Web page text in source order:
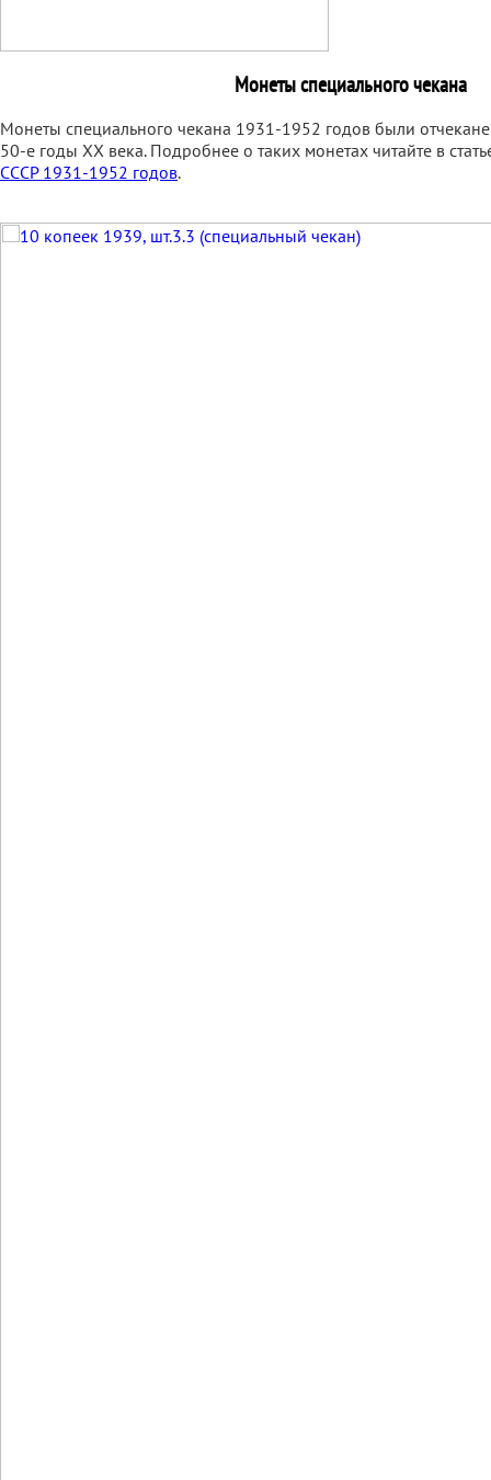
Монеты специального чекана
Монеты специального чекана 1931-1952 годов были
50-е годы XX века. Подробнее о таких монетах читайте в
СССР 1931-1952 годов.